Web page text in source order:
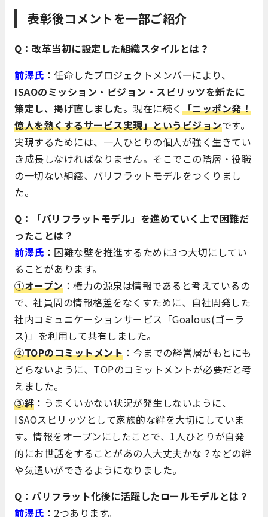
表彰後コメントを一部ご紹介
Q：改革当初に設定した組織スタイルとは？
前澤氏 ：任命したプロジェクトメンバーにより、
ISAOのミッション・ビジョン・スピリッツを新たに
策定し、掲げ直しました。現在に続く 「ニッポン発！
億人を熱くするサービス実現」というビジョンです。
実現するためには、一人ひとりの個人が強く生きてい
き成長しなければなりません。そこでこの階層・役職
の一切ない組織、バリフラットモデルをつくりまし
た。
Q：「バリフラットモデル」を進めていく上で困難だ
ったことは？
前澤氏 ：困難な壁を推進するために3つ大切にしてい
ることがあります。
①オープン：権力の源泉は情報であると考えているの
で、社員間の情報格差をなくすために、自社開発した
社内コミュニケーションサービス「Goalous(ゴーラ
ス)」を利用して共有しました。
②TOPのコミットメント ：今までの経営層がもとにも
どらないように、TOPのコミットメントが必要だと考
えました。
③絆 ：うまくいかない状況が発生しないように、
ISAOスピリッツとして家族的な絆を大切にしていま
す。情報をオープンにしたことで、1人ひとりが自発
的にお世話をすることがあの人大丈夫かな？などの絆
や気遣いができるようになりました。
Q：バリフラット化後に活躍したロールモデルとは？
前澤氏 ：2つあります。